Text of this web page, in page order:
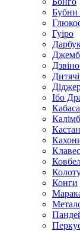
Бубни
Гуіро
Ібо
Кабаса
Конги